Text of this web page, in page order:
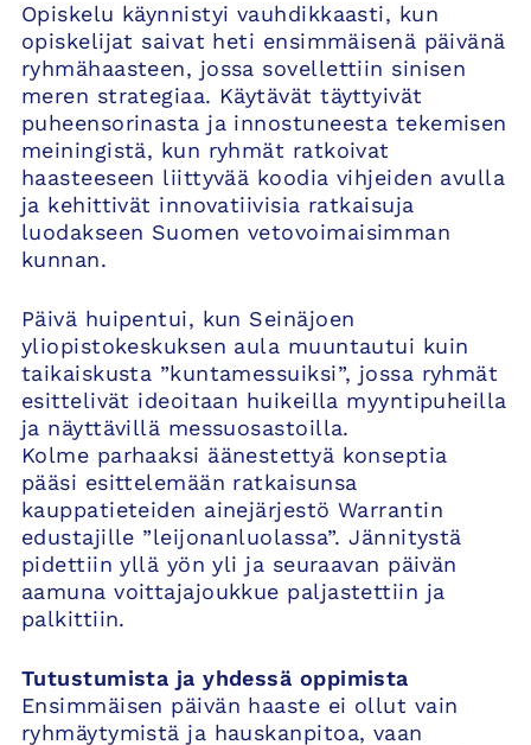
Opiskelu käynnistyi vauhdikkaasti, kun
opiskelijat saivat heti ensimmäisenä päivänä
ryhmähaasteen, jossa sovellettiin sinisen
meren strategiaa. Käytävät täyttyivät
puheensorinasta ja innostuneesta tekemisen
meiningistä, kun ryhmät ratkoivat
haasteeseen liittyvää koodia vihjeiden avulla
ja kehittivät innovatiivisia ratkaisuja
luodakseen Suomen vetovoimaisimman
kunnan.
Päivä huipentui, kun Seinäjoen
yliopistokeskuksen aula muuntautui kuin
taikaiskusta ”kuntamessuiksi”, jossa ryhmät
esittelivät ideoitaan huikeilla myyntipuheilla
ja näyttävillä messuosastoilla.
Kolme parhaaksi äänestettyä konseptia
pääsi esittelemään ratkaisunsa
kauppatieteiden ainejärjestö Warrantin
edustajille ”leijonanluolassa”. Jännitystä
pidettiin yllä yön yli ja seuraavan päivän
aamuna voittajajoukkue paljastettiin ja
palkittiin.
Tutustumista ja yhdessä oppimista
Ensimmäisen päivän haaste ei ollut vain
ryhmäytymistä ja hauskanpitoa, vaan